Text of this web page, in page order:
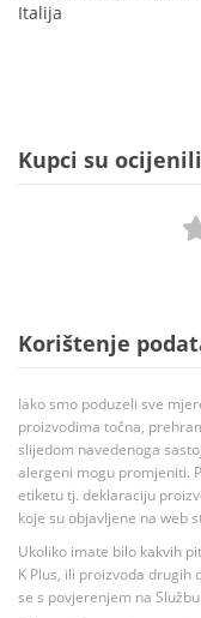
Italija
Kupci su ocijenili
Korištenje
Iako smo poduzeli sve
proizvodima točna,
slijedom navedenoga
alergeni mogu promjeniti.
etiketu tj. deklaraciju
koje su objavljene na web
Ukoliko imate bilo kakvih
K Plus, ili proizvoda
se s povjerenjem na